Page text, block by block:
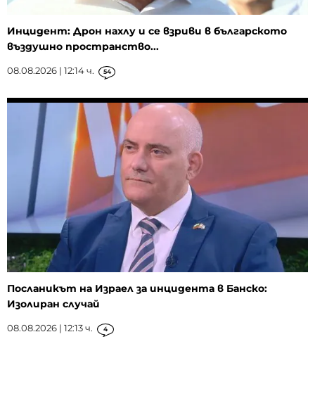
Инцидент: Дрон нахлу и се взриви в българското
въздушно пространство...
08.08.2026 | 12:14 ч. 54
Посланикът на Израел за инцидента в Банско:
Изолиран случай
08.08.2026 | 12:13 ч. 4